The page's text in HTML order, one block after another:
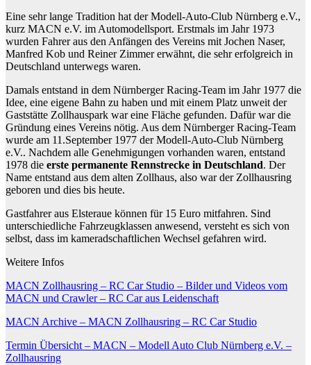
Eine sehr lange Tradition hat der Modell-Auto-Club Nürnberg e.V.,
kurz MACN e.V. im Automodellsport. Erstmals im Jahr 1973
wurden Fahrer aus den Anfängen des Vereins mit Jochen Naser,
Manfred Kob und Reiner Zimmer erwähnt, die sehr erfolgreich in
Deutschland unterwegs waren.
Damals entstand in dem Nürnberger Racing-Team im Jahr 1977 die
Idee, eine eigene Bahn zu haben und mit einem Platz unweit der
Gaststätte Zollhauspark war eine Fläche gefunden. Dafür war die
Gründung eines Vereins nötig. Aus dem Nürnberger Racing-Team
wurde am 11.September 1977 der Modell-Auto-Club Nürnberg
e.V.. Nachdem alle Genehmigungen vorhanden waren, entstand
1978 die erste permanente Rennstrecke in Deutschland. Der
Name entstand aus dem alten Zollhaus, also war der Zollhausring
geboren und dies bis heute.
Gastfahrer aus Elsteraue können für 15 Euro mitfahren. Sind
unterschiedliche Fahrzeugklassen anwesend, versteht es sich von
selbst, dass im kameradschaftlichen Wechsel gefahren wird.
Weitere Infos
MACN Zollhausring – RC Car Studio – Bilder und Videos vom
MACN und Crawler – RC Car aus Leidenschaft
MACN Archive – MACN Zollhausring – RC Car Studio
Termin Übersicht – MACN – Modell Auto Club Nürnberg e.V. –
Zollhausring